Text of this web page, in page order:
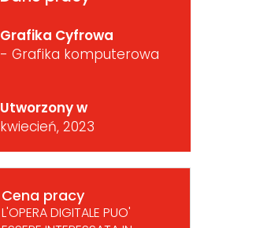
Grafika Cyfrowa
- Grafika komputerowa
Utworzony w
kwiecień, 2023
Cena pracy
L'OPERA DIGITALE PUO'